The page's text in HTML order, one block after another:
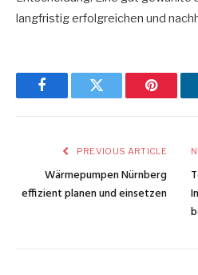
langfristig erfolgreichen und
FacebookTwitter
PREVIOUS ARTICLE
Wärmepumpen Nürnberg
effizient planen und einsetzen